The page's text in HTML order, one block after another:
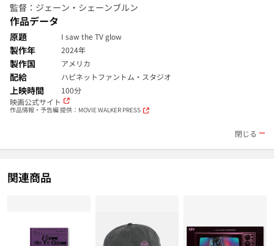
監督：ジェーン・シェーンブルン
作品データ
原題 I saw the TV glow
製作年 2024年
製作国 アメリカ
配給 ハピネットファントム・スタジオ
上映時間
100分
映画公式サイト
作品情報・予告編 提供：MOVIE WALKER PRESS
閉じる
関連商品